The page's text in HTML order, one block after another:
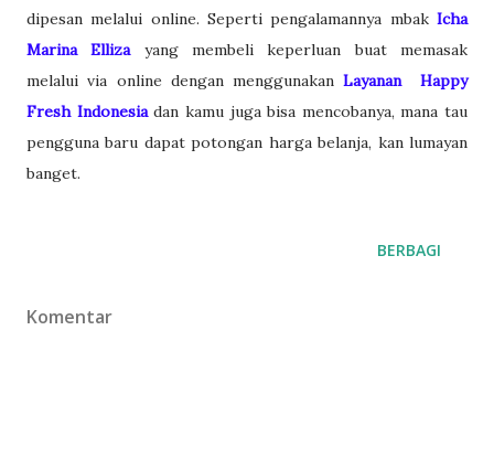
dipesan melalui online. Seperti pengalamannya mbak Icha
Marina Ellizayang membeli keperluan buat memasak
melalui via online dengan menggunakanLayanan Happy
Fresh Indonesiadan kamu juga bisa mencobanya, mana tau
pengguna baru dapat potongan harga belanja, kan lumayan
banget.
BERBAGI
Komentar